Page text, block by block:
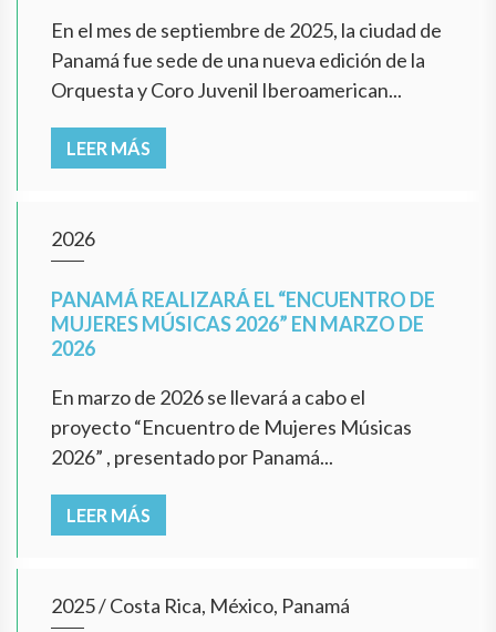
En el mes de septiembre de 2025, la ciudad de
Panamá fue sede de una nueva edición de la
Orquesta y Coro Juvenil Iberoamerican...
LEER MÁS
2026
PANAMÁ REALIZARÁ EL “ENCUENTRO DE
MUJERES MÚSICAS 2026” EN MARZO DE
2026
En marzo de 2026 se llevará a cabo el
proyecto “Encuentro de Mujeres Músicas
2026” , presentado por Panamá...
LEER MÁS
2025/Costa Rica, México, Panamá